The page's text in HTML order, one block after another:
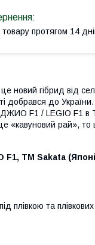
протягом 14
гібрид від
добрався до
F1 / LEGIO F1 в
рай», то
F1, ТМ Sakata
та плівкових